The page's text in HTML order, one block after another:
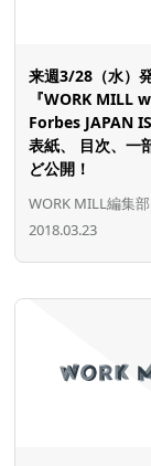
来週3/28（水）
『WORK MILL
Forbes JAPAN
表紙、 目次、一
ど公開！
WORK MILL編集部
2018.03.23